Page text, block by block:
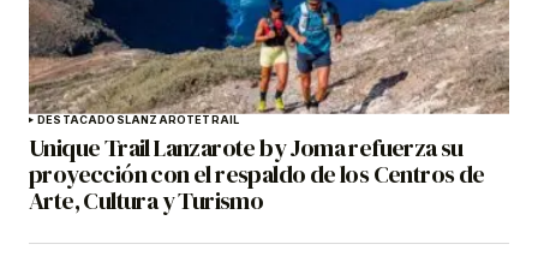
DESTACADOSLANZAROTETRAIL
Unique Trail Lanzarote by Joma refuerza su
proyección con el respaldo de los Centros de
Arte, Cultura y Turismo